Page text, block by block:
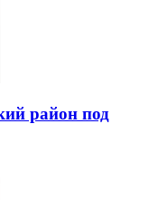
район под